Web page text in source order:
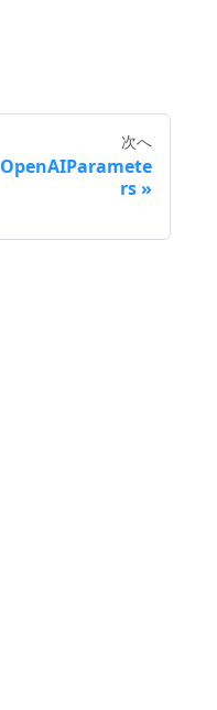
次へ
OpenAIParamete
rs